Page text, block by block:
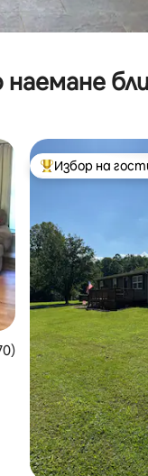
4,98 от 5, 170
Най-популярен
Избор на